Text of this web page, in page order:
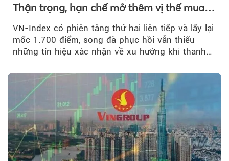
Thận trọng, hạn chế mở thêm vị thế mua
VN-Index có phiên tăng thứ hai liên tiếp và lấy lại
mốc 1.700 điểm, song đà phục hồi vẫn thiếu
những tín hiệu xác nhận về xu hướng khi thanh